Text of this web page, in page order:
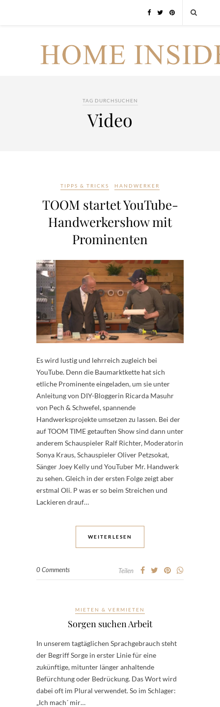
TAG DURCHSUCHEN
Video
TIPPS & TRICKS HANDWERKER
TOOM startet YouTube-
Handwerkershow mit
Prominenten
Es wird lustig und lehrreich zugleich bei
YouTube. Denn die Baumarktkette hat sich
etliche Prominente eingeladen, um sie unter
Anleitung von DIY-Bloggerin Ricarda Masuhr
von Pech & Schwefel, spannende
Handwerksprojekte umsetzen zu lassen. Bei der
auf TOOM TIME getauften Show sind dann unter
anderem Schauspieler Ralf Richter, Moderatorin
Sonya Kraus, Schauspieler Oliver Petzsokat,
Sänger Joey Kelly und YouTuber Mr. Handwerk
zu sehen. Gleich in der ersten Folge zeigt aber
erstmal Oli. P was er so beim Streichen und
Lackieren drauf…
WEITERLESEN
0 Comments Teilen
MIETEN & VERMIETEN
Sorgen suchen Arbeit
In unserem tagtäglichen Sprachgebrauch steht
der Begriff Sorge in erster Linie für eine
zukünftige, mitunter länger anhaltende
Befürchtung oder Bedrückung. Das Wort wird
dabei oft im Plural verwendet. So im Schlager:
„Ich mach´ mir…